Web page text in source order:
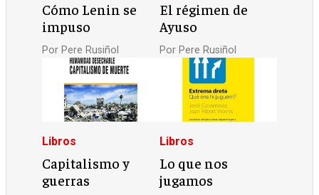
Cómo Lenin se
impuso
Por Pere Rusiñol
El régimen de
Ayuso
Por Pere Rusiñol
Libros
Capitalismo y
guerras
Libros
Lo que nos
jugamos